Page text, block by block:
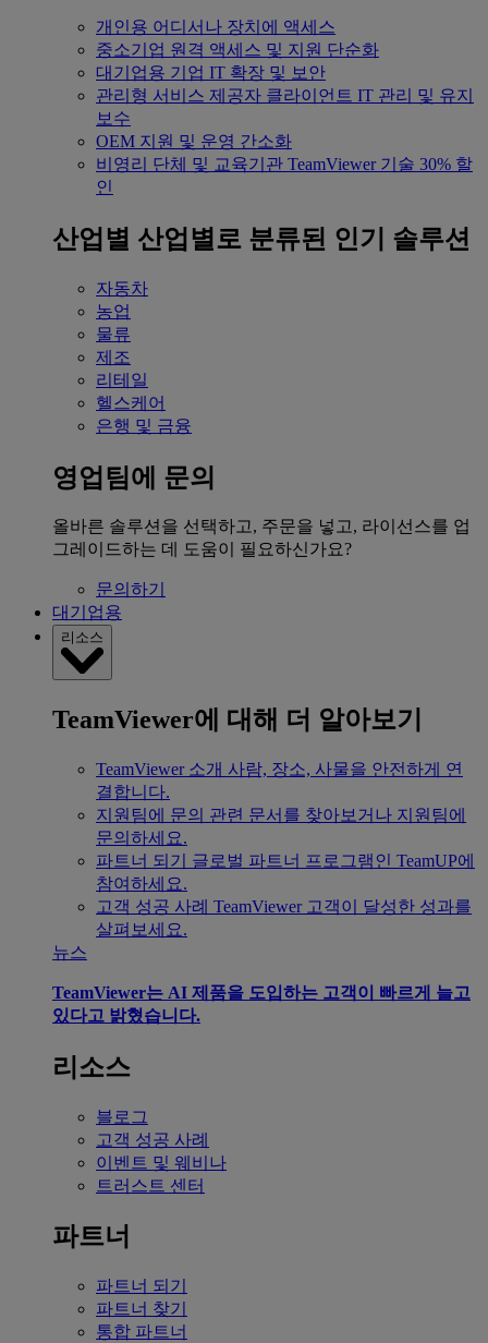
개인용 어디서나 장치에 액세스
중소기업 원격 액세스 및 지원 단순화
대기업용 기업 IT 확장 및 보안
관리형 서비스 제공자 클라이언트 IT 관리 및 유지
보수
OEM 지원 및 운영 간소화
비영리 단체 및 교육기관 TeamViewer 기술 30% 할
인
산업별 산업별로 분류된 인기 솔루션
자동차
농업
물류
제조
리테일
헬스케어
은행 및 금융
영업팀에 문의
올바른 솔루션을 선택하고, 주문을 넣고, 라이선스를 업
그레이드하는 데 도움이 필요하신가요?
문의하기
대기업용
리소스
TeamViewer에 대해 더 알아보기
TeamViewer 소개 사람, 장소, 사물을 안전하게 연
결합니다.
지원팀에 문의 관련 문서를 찾아보거나 지원팀에
문의하세요.
파트너 되기
글로벌 파트너 프로그램인 TeamUP에
참여하세요.
고객 성공 사례 TeamViewer 고객이 달성한 성과를
살펴보세요.
뉴스
TeamViewer는 AI 제품을 도입하는 고객이 빠르게 늘고
있다고 밝혔습니다.
리소스
블로그
고객 성공 사례
이벤트 및 웨비나
트러스트 센터
파트너
파트너 되기
파트너 찾기
통합 파트너